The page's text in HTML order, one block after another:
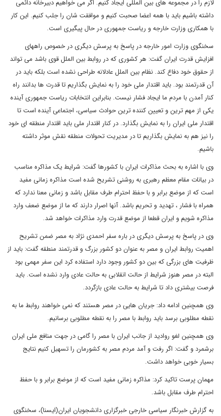
لازم را در مجموعه های بین المللی ایجاد کنیم. اگر می خواهیم دبیرخانه دائمی
داشته باشیم باید با همه اعضا صحبت کنیم و موافقت شان را جلب کنیم. این کار
با همکاری وزارت خارجه و ریاست جمهوری در حال پیگیری است.
سخنگوی وزارت امور خارجه در پاسخ به پرسش دیگری در خصوص راههای
افزایش قدرت ایران گفت: هر کشوری که در روابط بین الملل قوی باشد می تواند
از حقوق خود دفاع کند. نظام بین الملل عادلانه طراحی نشده است بلکه باید در
آن قدرتمند بود. باید اقتدار ملی خود را به نمایش بگذاریم تا قدرت ها بدانند راه
کنار آمدن با مردم ما ایجاد فشار نیست. بنابراین انتخابات ریاست جمهوری آینده
یکی از مهم ترین و تعیین کننده ترین حوادث سیاسی، اجتماعی آینده است تا
اقتدار ملی ایران را به نمایش بگذارد. در کنار اقتدار ملی باید اقتدار منطقه ای خود
را نیز هم به نمایش بگذاریم تا در مدیریت تحولات منطقه نقش موثر داشته
باشیم.
وی با اشاره به بحث مذاکرات ایران با کشورها گفت: شرایط یک مذاکره مناسب
در بیانات مقام معظم رهبری به روشنی تشریح شده است مذاکره زمانی مفید
است که از موضع برابر و با حفظ احترام طرف مقابل باشد و زمانی معنا ندارد که
همراه با فشار ، تهدید و تحریم باشد. آنها اصرار دارند که ما از موضع ضعف وارد
مذاکره شویم و ایران قطعا از موضع قدرت وارد مذاکرات خواهد شد.
وی در پاسخ به پرسش دیگری در باره سفر احمدی نژاد به مصر ضمن تشریح
اهمیت روابط ایران و مصر به عنوان دو کشور بزرگ و قدرتمند منطقه گفت: باید از
ظرفیت های بزرگی که بین دو کشور وجود دارد استفاده کرد این سفر مهمی بود
البته در مصر هنوز شرایط از حالت انقلابی به حالت عادی وارد نشده است. باید
فرصت بیشتری داد تا شرایط به حالت عادی بازگردد.
وی همچنین ادامه داد: جریان هایی در مصر هستند که نمی خواهند روابط ما به
نقطه مطلوبی برسد باید روابط با مصر را به نقطه مطلوبی برسانیم.
وی همچنین لغو روادید از جانب ایران با مصر را گامی در جهت منافع ملی ایران
برشمرد و گفت: اگر رفت و آمد مردم مصر به کشورمان را تسهیل کنیم نتایج
بسیار خوبی خواهد داشت.
مهمان پرست تاکید کرد: مذاکره زمانی مفید است که از موضع برابر و با حفظ
احترام طرف مقابل باشد.
به گزارش خبرنگار سیاسی خارجی خبرگزاری دانشجویان ایران(ایسنا)، سخنگوی